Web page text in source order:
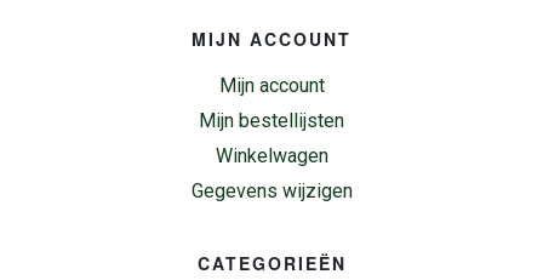
MIJN ACCOUNT
Mijn account
Mijn bestellijsten
Winkelwagen
Gegevens wijzigen
CATEGORIEËN